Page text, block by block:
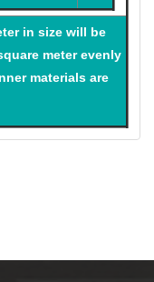
in size will be
meter evenly
materials are